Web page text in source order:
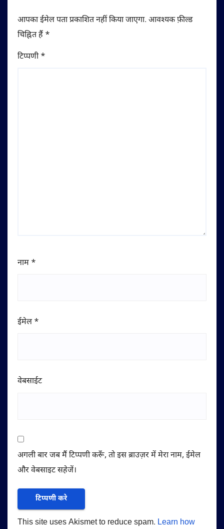
आपका ईमेल पता प्रकाशित नहीं किया जाएगा. आवश्यक फ़ील्ड
चिह्नित हैं *
टिप्पणी*
नाम *
ईमेल *
वेबसाईट
अगली बार जब मैं टिप्पणी करूँ, तो इस ब्राउज़र में मेरा नाम, ईमेल
और वेबसाइट सहेजें।
This site uses Akismet to reduce spam. Learn how